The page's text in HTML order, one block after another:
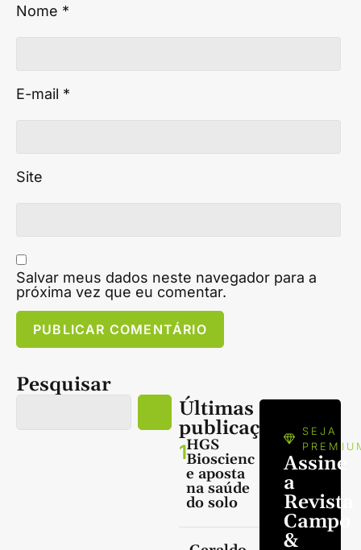
Nome *
E-mail *
Site
Salvar meus dados neste navegador para a
próxima vez que eu comentar.
Pesquisar
Últimas
publicações
1HGS
Bioscienc
e aposta
na saúde
do solo
SEJA
Assine
a
Revista
Campo
&